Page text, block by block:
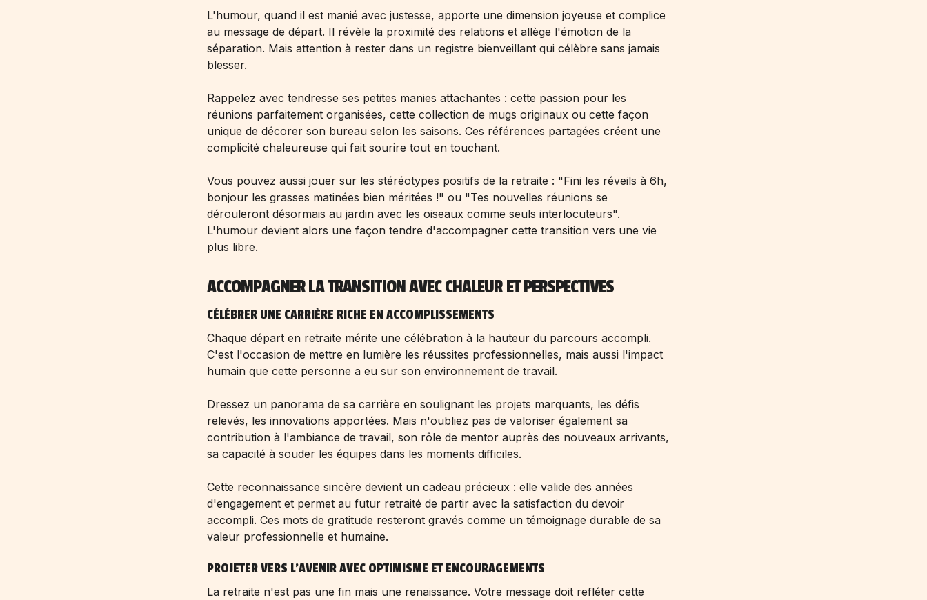
L'humour, quand il est manié avec justesse, apporte une dimension joyeuse et complice
au message de départ. Il révèle la proximité des relations et allège l'émotion de la
séparation. Mais attention à rester dans un registre bienveillant qui célèbre sans jamais
blesser.
Rappelez avec tendresse ses petites manies attachantes : cette passion pour les
réunions parfaitement organisées, cette collection de mugs originaux ou cette façon
unique de décorer son bureau selon les saisons. Ces références partagées créent une
complicité chaleureuse qui fait sourire tout en touchant.
Vous pouvez aussi jouer sur les stéréotypes positifs de la retraite : "Fini les réveils à 6h,
bonjour les grasses matinées bien méritées !" ou "Tes nouvelles réunions se
dérouleront désormais au jardin avec les oiseaux comme seuls interlocuteurs".
L'humour devient alors une façon tendre d'accompagner cette transition vers une vie
plus libre.
ACCOMPAGNER LA TRANSITION AVEC CHALEUR ET PERSPECTIVES
CÉLÉBRER UNE CARRIÈRE RICHE EN ACCOMPLISSEMENTS
Chaque départ en retraite mérite une célébration à la hauteur du parcours accompli.
C'est l'occasion de mettre en lumière les réussites professionnelles, mais aussi l'impact
humain que cette personne a eu sur son environnement de travail.
Dressez un panorama de sa carrière en soulignant les projets marquants, les défis
relevés, les innovations apportées. Mais n'oubliez pas de valoriser également sa
contribution à l'ambiance de travail, son rôle de mentor auprès des nouveaux arrivants,
sa capacité à souder les équipes dans les moments difficiles.
Cette reconnaissance sincère devient un cadeau précieux : elle valide des années
d'engagement et permet au futur retraité de partir avec la satisfaction du devoir
accompli. Ces mots de gratitude resteront gravés comme un témoignage durable de sa
valeur professionnelle et humaine.
PROJETER VERS L'AVENIR AVEC OPTIMISME ET ENCOURAGEMENTS
La retraite n'est pas une fin mais une renaissance. Votre message doit refléter cette